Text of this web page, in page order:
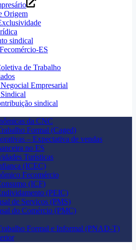
Origem
sindical
ES
de Trabalho
Empresarial
sindical
da CNC
Formal (Caged)
– Expectativa de vendas
no ES
Turísticas
(ICEC)
Fecomércio
(ICF)
(PEIC)
de Serviços (PMS)
do Comércio (PMC)
Formal e Informal (PNAD-T)